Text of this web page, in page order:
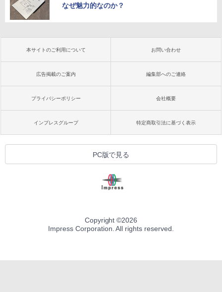
なぜ魅力的なのか？
本サイトのご利用について お問い合わせ
広告掲載のご案内 編集部へのご連絡
プライバシーポリシー 会社概要
インプレスグループ 特定商取引法に基づく表示
PC版で見る
Copyright ©2026
Impress Corporation. All rights reserved.